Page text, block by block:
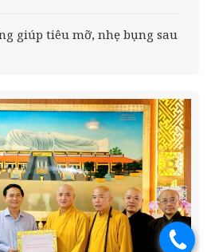
giúp tiêu mỡ, nhẹ bụng sau
.